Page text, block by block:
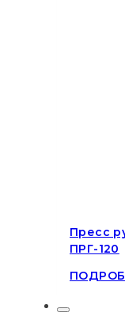
Пресс
ПРГ-120